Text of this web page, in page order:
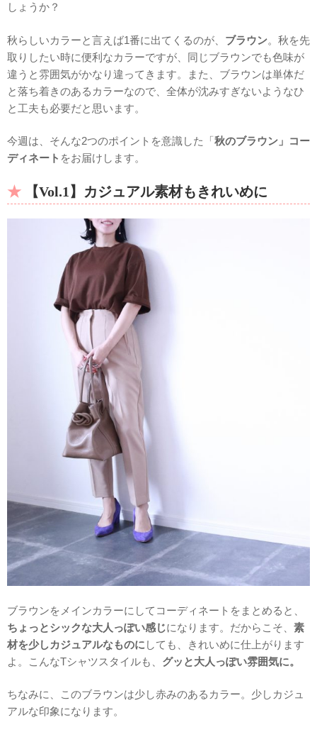
しょうか？
秋らしいカラーと言えば1番に出てくるのが、 ブラウン。秋を先
取りしたい時に便利なカラーですが、同じブラウンでも色味が
違うと雰囲気がかなり違ってきます。また、ブラウンは単体だ
と落ち着きのあるカラーなので、全体が沈みすぎないようなひ
と工夫も必要だと思います。
今週は、そんな2つのポイントを意識した「秋のブラウン」コー
ディネート をお届けします。
【Vol.1】カジュアル素材もきれいめに
ブラウンをメインカラーにしてコーディネートをまとめると、
ちょっとシックな大人っぽい感じになります。だからこそ、 素
材を少しカジュアルなものに しても、きれいめに仕上がります
よ。こんなTシャツスタイルも、 グッと大人っぽい雰囲気に。
ちなみに、このブラウンは少し赤みのあるカラー。少しカジュ
アルな印象になります。